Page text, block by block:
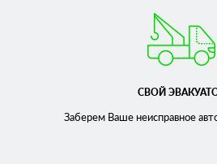
СВОЙ
Заберем Ваше неисправное